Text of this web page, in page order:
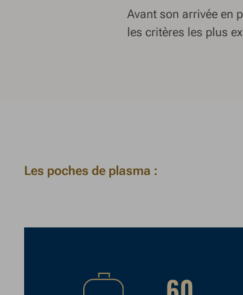
Avant son arrivée en
les critères les plus
Les poches de plasma :